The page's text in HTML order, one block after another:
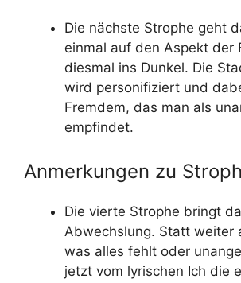
Die nächste Strophe geht
einmal auf den Aspekt der
diesmal ins Dunkel. Die
wird personifiziert und
Fremdem, das man als
empfindet.
Anmerkungen zu
Die vierte Strophe bringt
Abwechslung. Statt weiter
was alles fehlt oder
jetzt vom lyrischen Ich die